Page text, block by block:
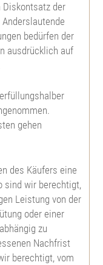
Diskontsatz der
bedürfen der
ausdrücklich auf
gehen
des Käufers eine
sind wir berechtigt,
Leistung von der
oder einer
zu
Nachfrist
berechtigt, vom